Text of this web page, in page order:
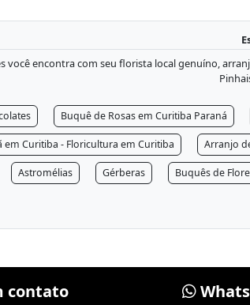
você encontra com seu florista local genuíno,
Buquê de Rosas em Curitiba Paraná
em Curitiba - Floricultura em Curitiba Arranjo
Astromélias Gérberas Buquês de
contato